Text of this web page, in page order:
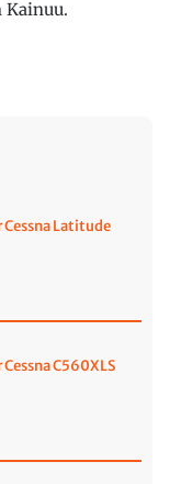
Kainuu.
Latitude
C560XLS